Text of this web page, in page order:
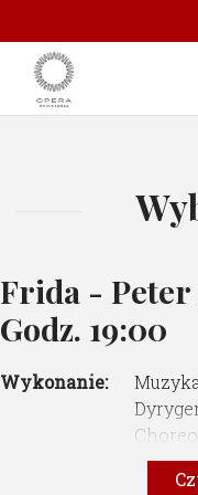
Frida - Peter
Godz. 19:00
Wykonanie: